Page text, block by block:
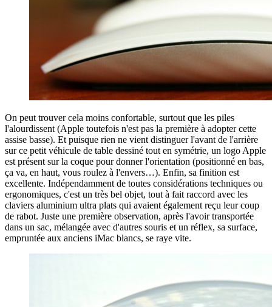
On peut trouver cela moins confortable, surtout que les piles
l'alourdissent (Apple toutefois n'est pas la première à adopter cette
assise basse). Et puisque rien ne vient distinguer l'avant de l'arrière
sur ce petit véhicule de table dessiné tout en symétrie, un logo Apple
est présent sur la coque pour donner l'orientation (positionné en bas,
ça va, en haut, vous roulez à l'envers…). Enfin, sa finition est
excellente. Indépendamment de toutes considérations techniques ou
ergonomiques, c'est un très bel objet, tout à fait raccord avec les
claviers aluminium ultra plats qui avaient également reçu leur coup
de rabot. Juste une première observation, après l'avoir transportée
dans un sac, mélangée avec d'autres souris et un réflex, sa surface,
empruntée aux anciens iMac blancs, se raye vite.